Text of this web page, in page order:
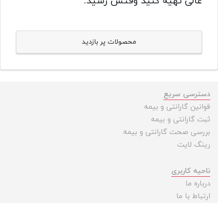
محصولات پر بازدید
دسترسی سریع
قوانین گارانتی و بیمه
ثبت گارانتی و بیمه
بررسی صحت گارانتی و بیمه
رینگ لایت
ناحیه کاربری
درباره ما
ارتباط با ما